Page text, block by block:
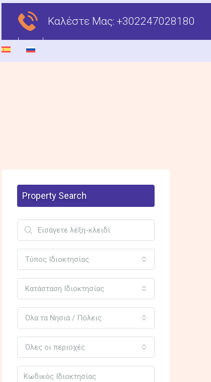
Καλέστε Μας: +302247028180
Property Search
Τύπος Ιδιοκτησίας
Κατάσταση Ιδιοκτησίας
Όλα τα Νησιά / Πόλεις
Όλες οι περιοχές